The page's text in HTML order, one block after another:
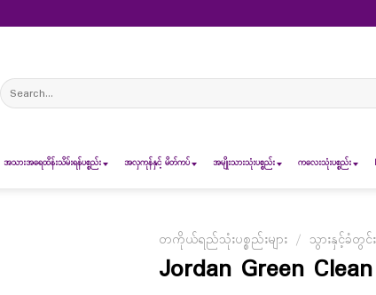
Search
for:
အသားအရေထိန်းသိမ်းရန်ပစ္စည်း အလှကုန်နှင့် မိတ်ကပ် အမျိုးသားသုံးပစ္စည်း ကလေးသုံးပစ္စည်း
တကိုယ်ရည်သုံးပစ္စည်းများ / သွားနှင့်ခံတွင်
Jordan Green